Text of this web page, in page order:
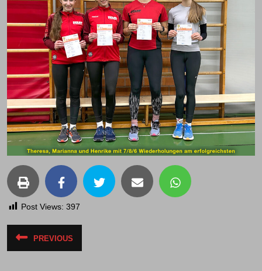
Post Views: 397
Beitragsnavigation
PREVIOUS
Vorheriger
Beitrag: